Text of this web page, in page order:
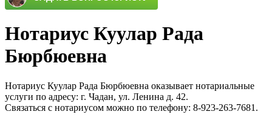
Нотариус Куулар Рада
Бюрбюевна
Нотариус Куулар Рада Бюрбюевна оказывает нотариальные
услуги по адресу: г. Чадан, ул. Ленина д. 42.
Связаться с нотариусом можно по телефону: 8-923-263-7681.